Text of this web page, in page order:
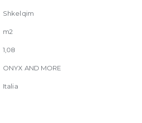
Shkelqim
m2
1,08
ONYX AND MORE
Italia